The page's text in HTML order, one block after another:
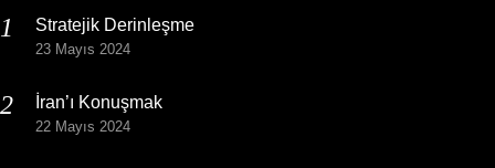
Stratejik Derinleşme
23 Mayıs 2024
İran’ı Konuşmak
22 Mayıs 2024